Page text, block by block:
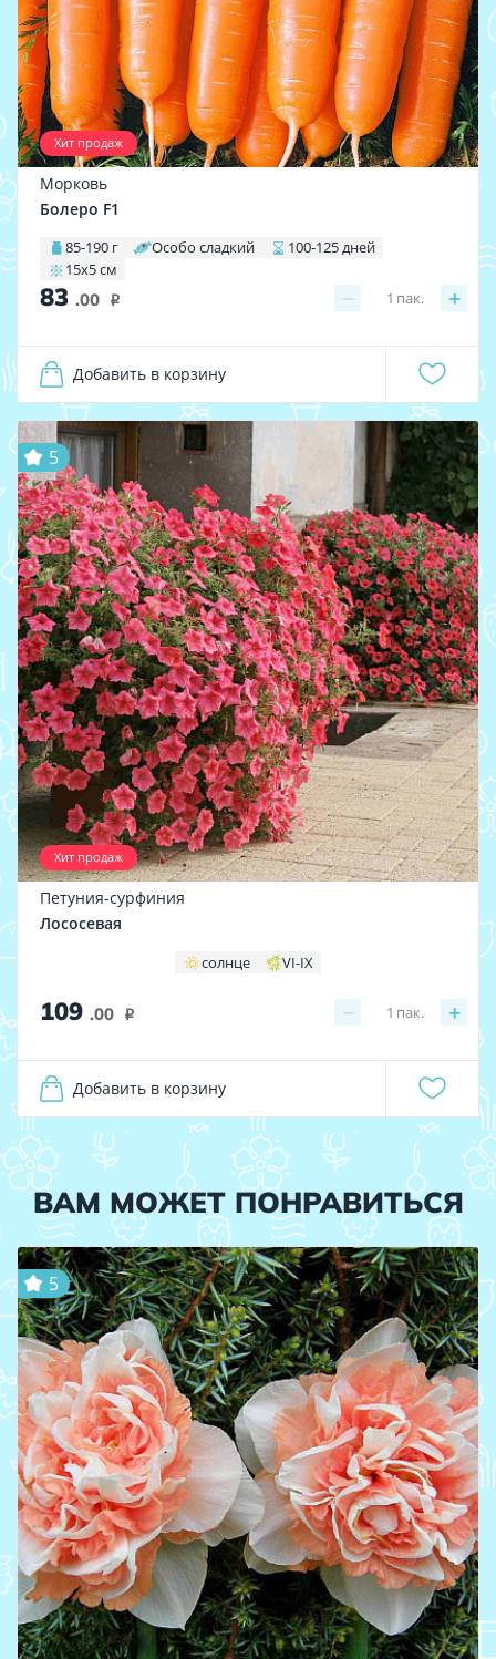
Хит продаж
Морковь
Болеро F1
85-190 г Особо сладкий
100-125 дней
15х5 см
83 .00 i − +
1 пак.
Добавить в корзину
Хит продаж
5
Петуния-сурфиния
Лососевая
солнце VI-IX
109 .00 i − +
1 пак.
Добавить в корзину
ВАМ МОЖЕТ ПОНРАВИТЬСЯ
5